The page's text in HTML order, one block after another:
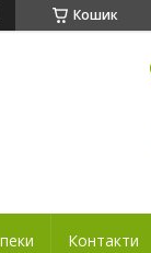
Кошик
Контакти